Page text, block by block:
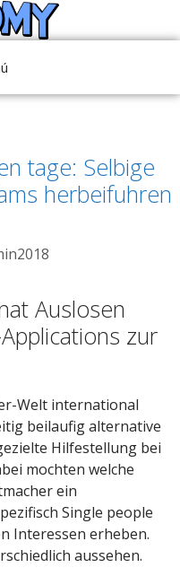
tage: Selbige
herbeifuhren
Auslosen
zur
Welt international
beilaufig alternative
Hilfestellung bei
mochten welche
ein
Single people
Interessen erheben.
aussehen.